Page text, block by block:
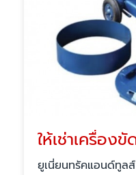
ยูเนี่ยนทรัคแอนด์ทูลส์